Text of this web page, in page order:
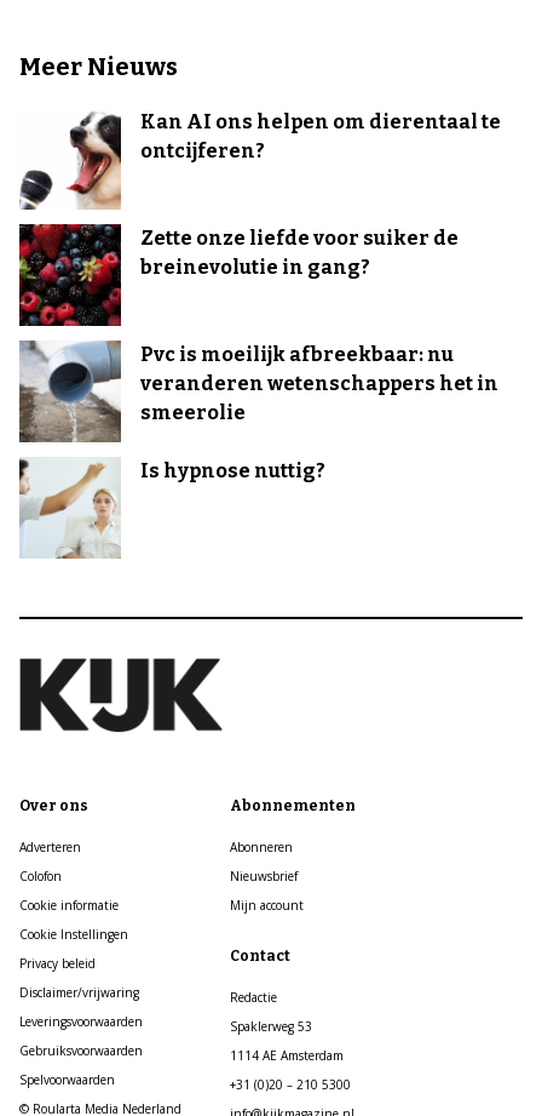
Meer Nieuws
Kan AI ons helpen om dierentaal te
ontcijferen?
Zette onze liefde voor suiker de
breinevolutie in gang?
Pvc is moeilijk afbreekbaar: nu
veranderen wetenschappers het in
smeerolie
Is hypnose nuttig?
Over ons
Adverteren
Colofon
Cookie informatie
Cookie Instellingen
Privacy beleid
Disclaimer/vrijwaring
Leveringsvoorwaarden
Gebruiksvoorwaarden
Spelvoorwaarden
© Roularta Media Nederland
Abonnementen
Abonneren
Nieuwsbrief
Mijn account
Contact
Redactie
Spaklerweg 53
1114 AE Amsterdam
+31 (0)20 – 210 5300